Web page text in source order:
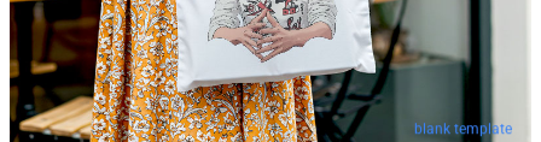
blank template